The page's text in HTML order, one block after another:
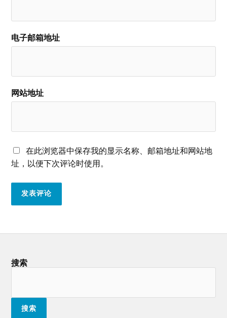
电子邮箱地址
网站地址
在此浏览器中保存我的显示名称、邮箱地址和网站地
址，以便下次评论时使用。
搜索
搜索